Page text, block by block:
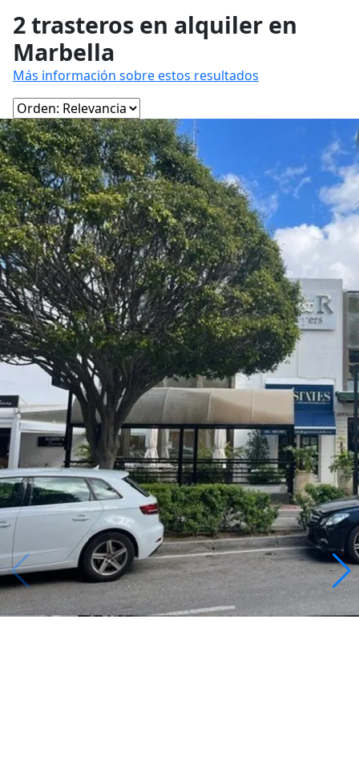
2 trasteros en alquiler en
Marbella
Más información sobre estos resultados